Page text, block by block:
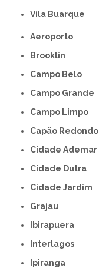
Vila Buarque
Aeroporto
Brooklin
Campo Belo
Campo Grande
Campo Limpo
Capão Redondo
Cidade Ademar
Cidade Dutra
Cidade Jardim
Grajau
Ibirapuera
Interlagos
Ipiranga